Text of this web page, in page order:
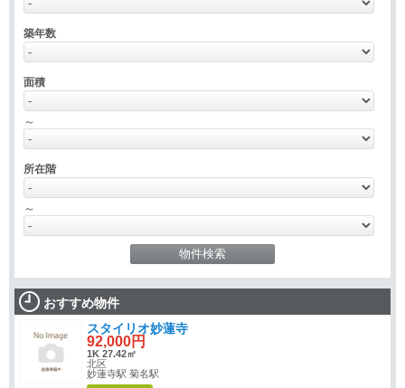
築年数
面積
～
所在階
～
おすすめ物件
スタイリオ妙蓮寺
92,000円
1K 27.42㎡
北区
妙蓮寺駅 菊名駅